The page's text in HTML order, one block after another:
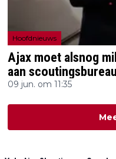
Hoofdnieuws
Ajax moet alsnog
aan
09 jun. om 11:35